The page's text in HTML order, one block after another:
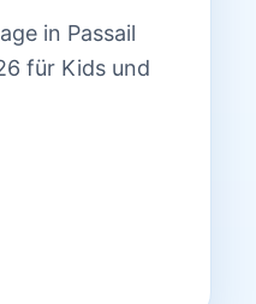
in Passail
für Kids und